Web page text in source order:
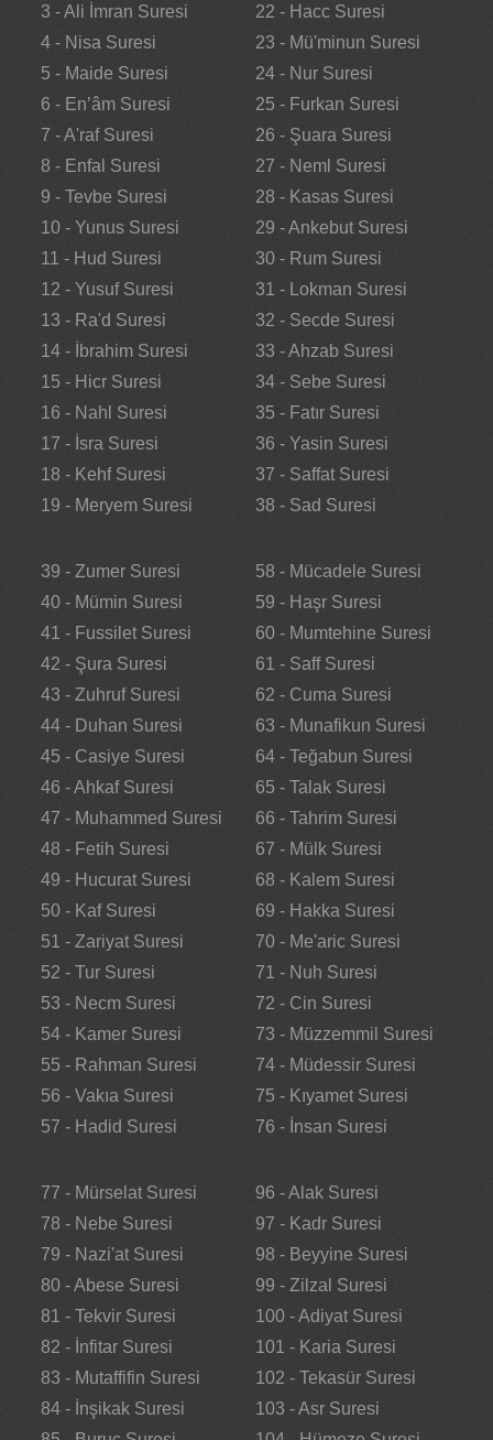
3 - Ali İmran Suresi
4 - Nisa Suresi
5 - Maide Suresi
6 - En’âm Suresi
7 - A'raf Suresi
8 - Enfal Suresi
9 - Tevbe Suresi
10 - Yunus Suresi
11 - Hud Suresi
12 - Yusuf Suresi
13 - Ra'd Suresi
14 - İbrahim Suresi
15 - Hicr Suresi
16 - Nahl Suresi
17 - İsra Suresi
18 - Kehf Suresi
19 - Meryem Suresi
22 - Hacc Suresi
23 - Mü'minun Suresi
24 - Nur Suresi
25 - Furkan Suresi
26 - Şuara Suresi
27 - Neml Suresi
28 - Kasas Suresi
29 - Ankebut Suresi
30 - Rum Suresi
31 - Lokman Suresi
32 - Secde Suresi
33 - Ahzab Suresi
34 - Sebe Suresi
35 - Fatır Suresi
36 - Yasin Suresi
37 - Saffat Suresi
38 - Sad Suresi
39 - Zumer Suresi
40 - Mümin Suresi
41 - Fussilet Suresi
42 - Şura Suresi
43 - Zuhruf Suresi
44 - Duhan Suresi
45 - Casiye Suresi
46 - Ahkaf Suresi
47 - Muhammed Suresi
48 - Fetih Suresi
49 - Hucurat Suresi
50 - Kaf Suresi
51 - Zariyat Suresi
52 - Tur Suresi
53 - Necm Suresi
54 - Kamer Suresi
55 - Rahman Suresi
56 - Vakıa Suresi
57 - Hadid Suresi
58 - Mücadele Suresi
59 - Haşr Suresi
60 - Mumtehine Suresi
61 - Saff Suresi
62 - Cuma Suresi
63 - Munafikun Suresi
64 - Teğabun Suresi
65 - Talak Suresi
66 - Tahrim Suresi
67 - Mülk Suresi
68 - Kalem Suresi
69 - Hakka Suresi
70 - Me'aric Suresi
71 - Nuh Suresi
72 - Cin Suresi
73 - Müzzemmil Suresi
74 - Müdessir Suresi
75 - Kıyamet Suresi
76 - İnsan Suresi
77 - Mürselat Suresi
78 - Nebe Suresi
79 - Nazi'at Suresi
80 - Abese Suresi
81 - Tekvir Suresi
82 - İnfitar Suresi
83 - Mutaffifin Suresi
84 - İnşikak Suresi
96 - Alak Suresi
97 - Kadr Suresi
98 - Beyyine Suresi
99 - Zilzal Suresi
100 - Adiyat Suresi
101 - Karia Suresi
102 - Tekasür Suresi
103 - Asr Suresi